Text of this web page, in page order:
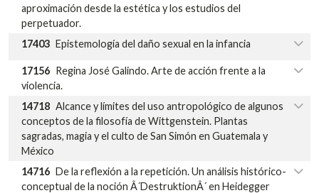
aproximación desde la estética y los estudios del
perpetuador.
17403 Epistemología del daño sexual en la infancia
17156 Regina José Galindo. Arte de acción frente a la
violencia.
14718 Alcance y límites del uso antropológico de algunos
conceptos de la filosofía de Wittgenstein. Plantas
sagradas, magia y el culto de San Simón en Guatemala y
México
14716 De la reflexión a la repetición. Un análisis histórico-
conceptual de la noción Â´DestruktionÂ´ en Heidegger